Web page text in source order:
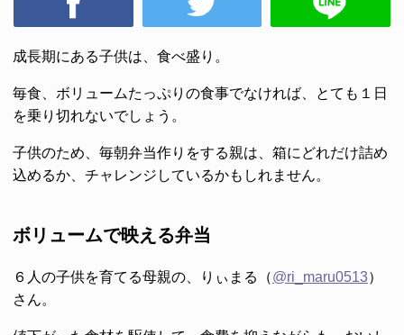
成長期にある子供は、食べ盛り。
毎食、ボリュームたっぷりの食事でなければ、とても１日
を乗り切れないでしょう。
子供のため、毎朝弁当作りをする親は、箱にどれだけ詰め
込めるか、チャレンジしているかもしれません。
ボリュームで映える弁当
６人の子供を育てる母親の、りぃまる（@ri_maru0513）
さん。